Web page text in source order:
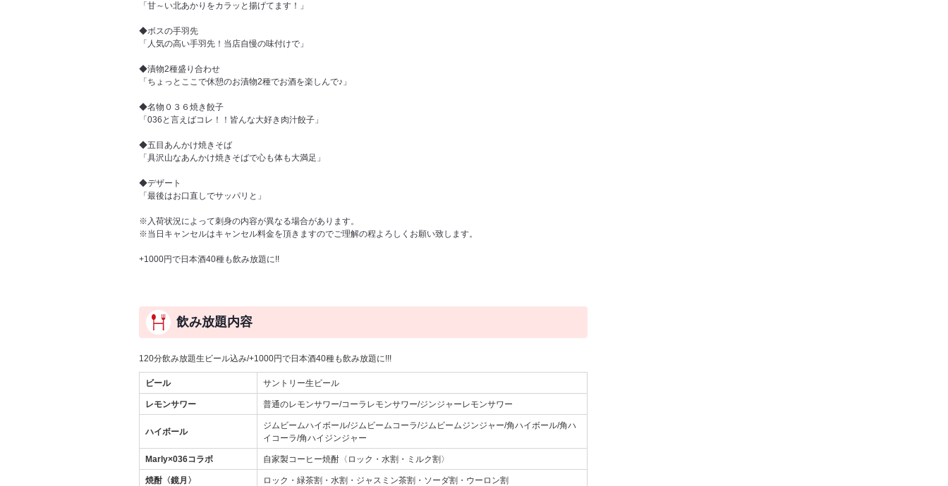
「甘～い北あかりをカラッと揚げてます！」
◆ボスの手羽先
「人気の高い手羽先！当店自慢の味付けで」
◆漬物2種盛り合わせ
「ちょっとここで休憩のお漬物2種でお酒を楽しんで♪」
◆名物０３６焼き餃子
「036と言えばコレ！！皆んな大好き肉汁餃子」
◆五目あんかけ焼きそば
「具沢山なあんかけ焼きそばで心も体も大満足」
◆デザート
「最後はお口直しでサッパリと」
※入荷状況によって刺身の内容が異なる場合があります。
※当日キャンセルはキャンセル料金を頂きますのでご理解の程よろしくお願い致します。
+1000円で日本酒40種も飲み放題に!!
飲み放題内容
120分飲み放題生ビール込み/+1000円で日本酒40種も飲み放題に!!!
ビール サントリー生ビール
レモンサワー 普通のレモンサワー/コーラレモンサワー/ジンジャーレモンサワー
ハイボール
ジムビームハイボール/ジムビームコーラ/ジムビームジンジャー/角ハイボール/角ハ
イコーラ/角ハイジンジャー
Marly×036コラボ 自家製コーヒー焼酎〈ロック・水割・ミルク割〉
焼酎〈鏡月〉 ロック・緑茶割・水割・ジャスミン茶割・ソーダ割・ウーロン割